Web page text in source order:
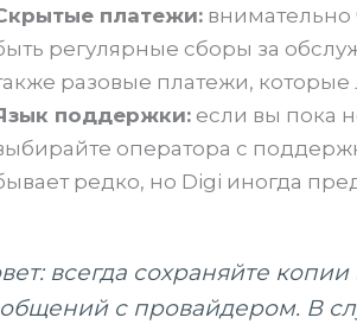
платежи:внимательно
регулярные сборы за
разовые платежи, которые
поддержки:если вы пока
оператора с
редко, но Digi иногда
всегда сохраняйте
с провайдером. В